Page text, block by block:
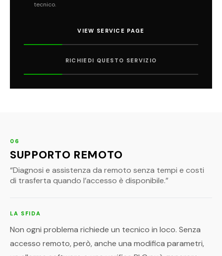
tecnico.
VIEW SERVICE PAGE
RICHIEDI QUESTO SERVIZIO
06
SUPPORTO REMOTO
“Diagnosi e assistenza da remoto senza tempi e costi
di trasferta quando l’accesso è disponibile.”
LA SFIDA
Non ogni problema richiede un tecnico in loco. Senza
accesso remoto, però, anche una modifica parametri,